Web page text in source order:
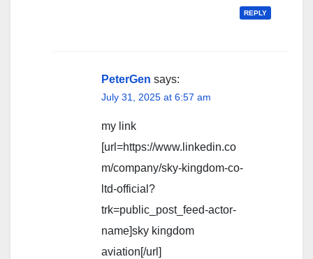
REPLY
PeterGen says:
July 31, 2025 at 6:57 am
my link
[url=https://www.linkedin.co
m/company/sky-kingdom-co-
ltd-official?
trk=public_post_feed-actor-
name]sky kingdom
aviation[/url]